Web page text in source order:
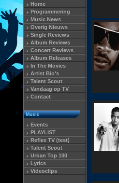
Home
Programmering
Music News
Overig Nieuws
Single Reviews
Album Reviews
Concert Reviews
Album Releases
In The Movies
Artist Bio's
Talent Scout
Vandaag op TV
Contact
Music
Events
PLAYLIST
Reflex TV (test)
Talent Scout
Urban Top 100
Lyrics
Videoclips